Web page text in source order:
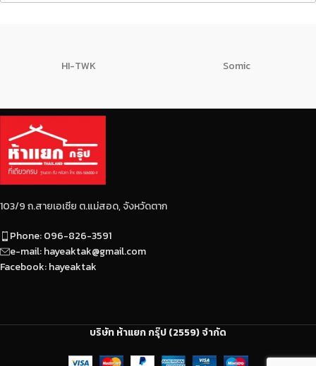
HI-TWK Somic
103/9 ถ.สายเอเซีย ต.แม่สอด, จังหวัดตาก
Phone: 096-826-3591
e-mail: hayeaktak@gmail.com
Facebook: hayeaktak
บริษัท ห้าแยก กรุ๊ป (2559) จำกัด